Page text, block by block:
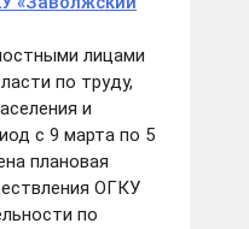
лицами
по труду,
и
с 9 марта по 5
плановая
ОГКУ
по